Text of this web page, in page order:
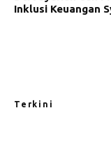
Inklusi Keuangan
Terkini